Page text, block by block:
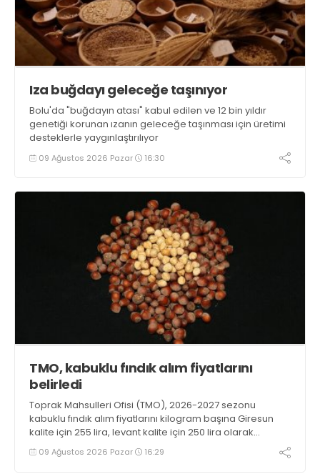
Iza buğdayı geleceğe taşınıyor
Bolu'da "buğdayın atası" kabul edilen ve 12 bin yıldır
genetiği korunan ızanın geleceğe taşınması için üretimi
desteklerle yaygınlaştırılıyor
09 Ağustos 2026 Pazar 16:30
TMO, kabuklu fındık alım fiyatlarını
belirledi
Toprak Mahsulleri Ofisi (TMO), 2026-2027 sezonu
kabuklu fındık alım fiyatlarını kilogram başına Giresun
kalite için 255 lira, levant kalite için 250 lira olarak
duyurdu
09 Ağustos 2026 Pazar 16:29